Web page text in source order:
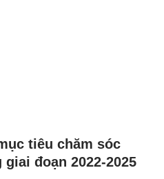
tiêu chăm sóc
đoạn 2022-2025